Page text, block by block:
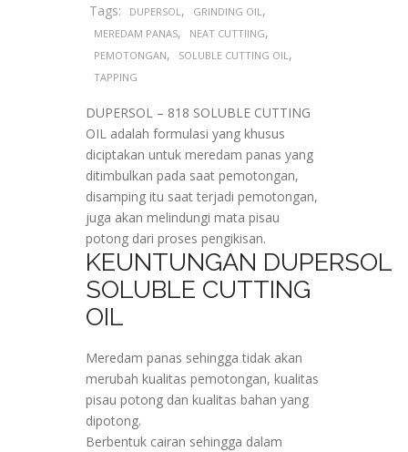
Tags: DUPERSOL , GRINDING OIL ,
MEREDAM PANAS, NEAT CUTTIING,
PEMOTONGAN, SOLUBLE CUTTING OIL ,
TAPPING
DUPERSOL – 818 SOLUBLE CUTTING
OIL adalah formulasi yang khusus
diciptakan untuk meredam panas yang
ditimbulkan pada saat pemotongan,
disamping itu saat terjadi pemotongan,
juga akan melindungi mata pisau
potong dari proses pengikisan.
KEUNTUNGAN DUPERSOL
SOLUBLE CUTTING
OIL
Meredam panas sehingga tidak akan
merubah kualitas pemotongan, kualitas
pisau potong dan kualitas bahan yang
dipotong.
Berbentuk cairan sehingga dalam